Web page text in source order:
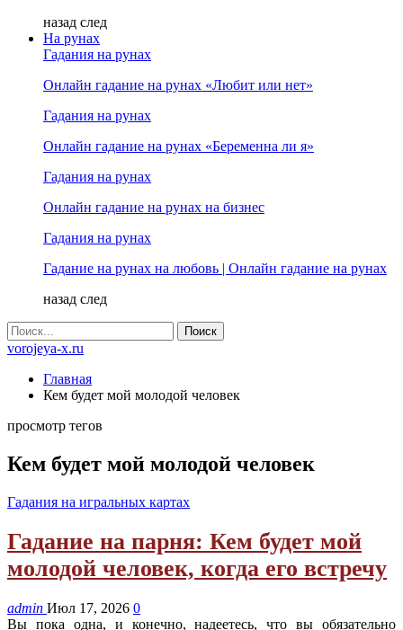
назад след
На рунах
Гадания на рунах
Онлайн гадание на рунах «Любит или нет»
Гадания на рунах
Онлайн гадание на рунах «Беременна ли я»
Гадания на рунах
Онлайн гадание на рунах на бизнес
Гадания на рунах
Гадание на рунах на любовь | Онлайн гадание на рунах
назад след
vorojeya-x.ru
Главная
Кем будет мой молодой человек
просмотр тегов
Кем будет мой молодой человек
Гадания на игральных картах
Гадание на парня: Кем будет мой
молодой человек, когда его встречу
admin Июл 17, 2026 0
Вы пока одна, и конечно, надеетесь, что вы обязательно